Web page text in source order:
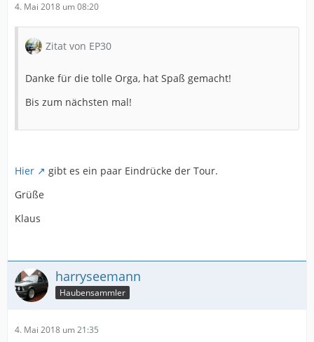
4. Mai 2018 um 08:20
Zitat von EP30
Danke für die tolle Orga, hat Spaß gemacht!
Bis zum nächsten mal!
Hier
gibt es ein paar Eindrücke der Tour.
Grüße
Klaus
harryseemann
Haubensammler
4. Mai 2018 um 21:35